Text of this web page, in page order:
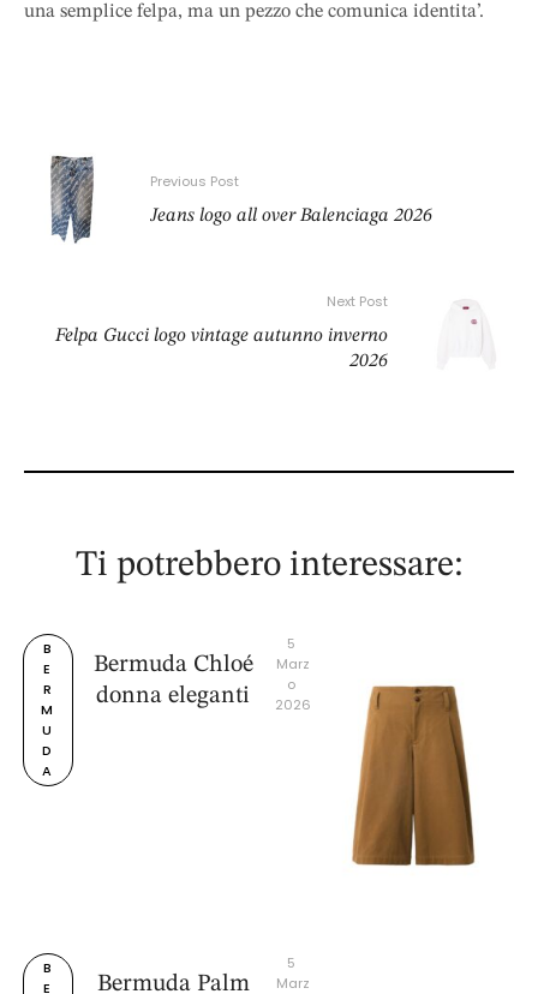
una semplice felpa, ma un pezzo che comunica identita’.
Previous Post
Jeans logo all over Balenciaga 2026
Next Post
Felpa Gucci logo vintage autunno inverno
2026
Ti potrebbero interessare:
B
E
R
M
U
D
A
Bermuda Chloé
donna eleganti
5
Marz
o
2026
B
E
Bermuda Palm
5
Marz